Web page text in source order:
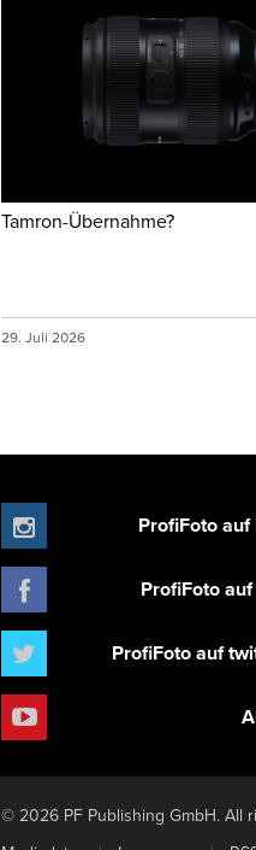
Tamron-Übernahme?
29. Juli 2026
ProfiFoto
ProfiFoto
ProfiFoto auf
© 2026 PF Publishing GmbH. All